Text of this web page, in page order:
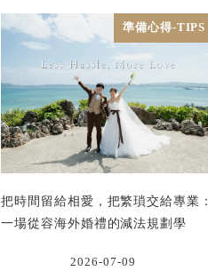
準備心得-TIPS
把時間留給相愛，把繁瑣交給專業：
一場從容海外婚禮的減法規劃學
2026-07-09